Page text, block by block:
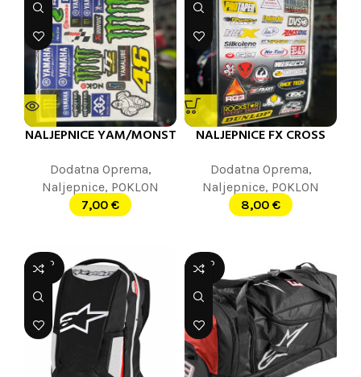
NALJEPNICE YAM/MONST
Dodatna Oprema,
Naljepnice, POKLON
7,00 €
NALJEPNICE FX CROSS
Dodatna Oprema,
Naljepnice, POKLON
8,00 €
SOLD
OUT
SOLD
OUT